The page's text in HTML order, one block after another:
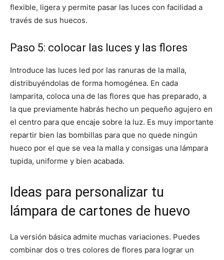
flexible, ligera y permite pasar las luces con facilidad a
través de sus huecos.
Paso 5: colocar las luces y las flores
Introduce las luces led por las ranuras de la malla,
distribuyéndolas de forma homogénea. En cada
lamparita, coloca una de las flores que has preparado, a
la que previamente habrás hecho un pequeño agujero en
el centro para que encaje sobre la luz. Es muy importante
repartir bien las bombillas para que no quede ningún
hueco por el que se vea la malla y consigas una lámpara
tupida, uniforme y bien acabada.
Ideas para personalizar tu
lámpara de cartones de huevo
La versión básica admite muchas variaciones. Puedes
combinar dos o tres colores de flores para lograr un